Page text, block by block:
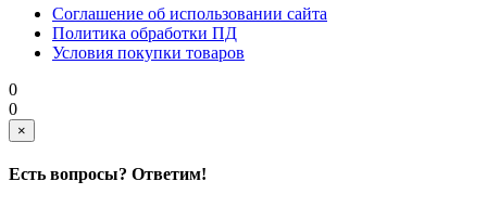
Соглашение об использовании сайта
Политика обработки ПД
Условия покупки товаров
0
0
×
Есть вопросы? Ответим!